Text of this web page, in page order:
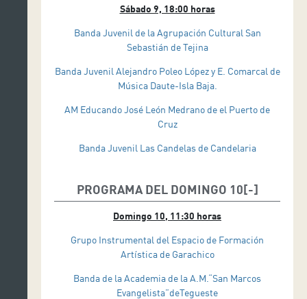
Sábado 9, 18:00 horas
Banda Juvenil de la Agrupación Cultural San
Sebastián de Tejina
Banda Juvenil Alejandro Poleo López y E. Comarcal de
Música Daute-Isla Baja.
AM Educando José León Medrano de el Puerto de
Cruz
Banda Juvenil Las Candelas de Candelaria
PROGRAMA DEL DOMINGO 10
Domingo 10, 11:30 horas
Grupo Instrumental del Espacio de Formación
Artística de Garachico
Banda de la Academia de la A.M.“San Marcos
Evangelista”deTegueste